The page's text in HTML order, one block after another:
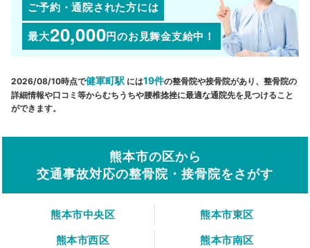
ご予約・通院された方には
最大20,000円のお見舞金支給中！
2026/08/10時点で健軍町駅 には19件の整骨院や接骨院があり、整骨院の
詳細情報や口コミ等からむちうちや腰椎捻挫に最適な通院先を見つけること
ができます。
熊本市の区から
交通事故対応の整骨院・接骨院をさがす
熊本市中央区
熊本市東区
熊本市西区
熊本市南区